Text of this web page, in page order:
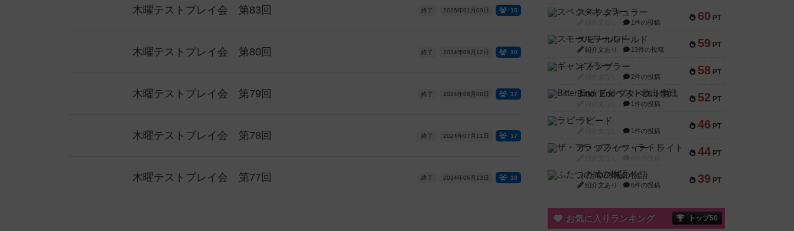
木曜テストプレイ会 第83回 終了 2025年01月09日 15
木曜テストプレイ会 第80回 終了 2024年09月12日 10
木曜テストプレイ会 第79回 終了 2024年08月08日 17
木曜テストプレイ会 第78回 終了 2024年07月11日 17
木曜テストプレイ会 第77回 終了 2024年06月13日 16
60 PT
スペクタキュラー
1件の投稿
59 PT
スモールワールド
紹介文あり 13件の投稿
58 PT
ギャンブラー
2件の投稿
52 PT
Bitter End ブタペスト救出作戦
1件の投稿
46 PT
ラピード
1件の投稿
44 PT
ザ・フラッフィー・ライト
39 PT
ふたつの城の物語
紹介文あり 6件の投稿
お気に入りランキング トップ50